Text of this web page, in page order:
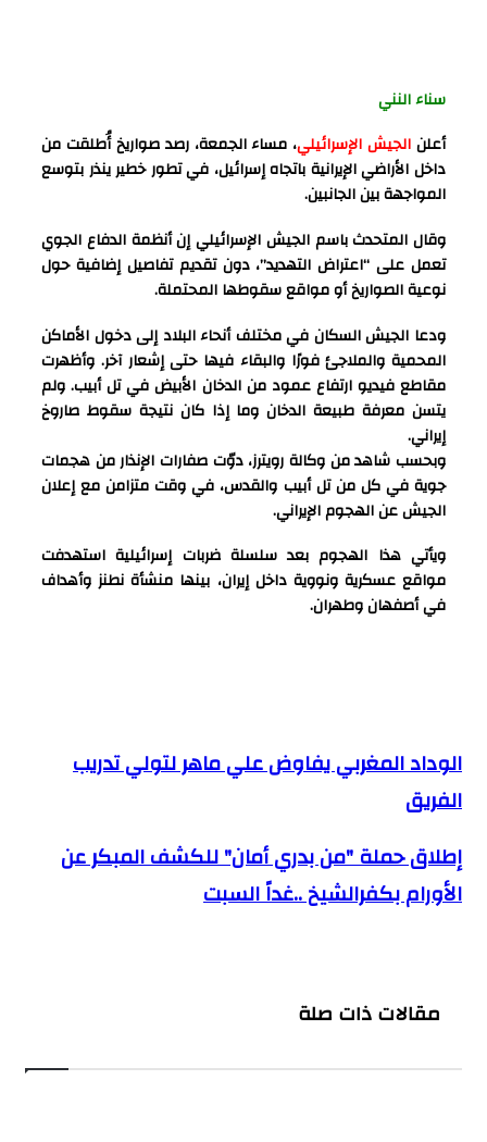
سناء النني
أعلنالجيش الإسرائيلي، مساء الجمعة، رصد صواريخ أُطلقت من
داخل الأراضي الإيرانية باتجاه إسرائيل، في تطور خطير ينذر بتوسع
المواجهة بين الجانبين.
وقال المتحدث باسم الجيش الإسرائيلي إن أنظمة الدفاع الجوي
تعمل على “اعتراض التهديد”، دون تقديم تفاصيل إضافية حول
نوعية الصواريخ أو مواقع سقوطها المحتملة.
ودعا الجيش السكان في مختلف أنحاء البلاد إلى دخول الأماكن
المحمية والملاجئ فورًا والبقاء فيها حتى إشعار آخر. وأظهرت
مقاطع فيديو ارتفاع عمود من الدخان الأبيض في تل أبيب. ولم
يتسن معرفة طبيعة الدخان وما إذا كان نتيجة سقوط صاروخ
إيراني.
وبحسب شاهد من وكالة رويترز، دوّت صفارات الإنذار من هجمات
جوية في كل من تل أبيب والقدس، في وقت متزامن مع إعلان
الجيش عن الهجوم الإيراني.
ويأتي هذا الهجوم بعد سلسلة ضربات إسرائيلية استهدفت
مواقع عسكرية ونووية داخل إيران، بينها منشأة نطنز وأهداف
في أصفهان وطهران.
الوداد المغربي يفاوض علي ماهر لتولي تدريب الفريق
الوداد المغربي يفاوض علي ماهر لتولي تدريب
الفريق
إطلاق حملة "من بدري أمان" للكشف المبكر عن الأورام
بكفرالشيخ ..غداً السبت
إطلاق حملة "من بدري أمان" للكشف المبكر عن
الأورام بكفرالشيخ ..غداً السبت
مقالات ذات صلة